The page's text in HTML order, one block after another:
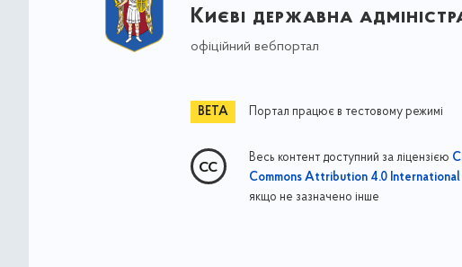
Києві державна
офіційний вебпортал
Портал працює в тестовому режимі
Весь контент доступний за ліцензією
Commons Attribution 4.0 International
якщо не зазначено інше